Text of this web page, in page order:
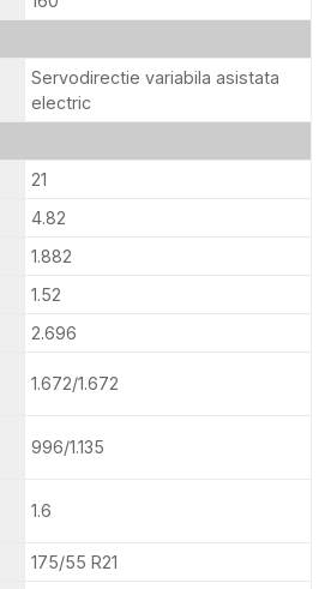
Servodirectie variabila asistata
electric
21
4.82
1.882
1.52
2.696
1.672/1.672
996/1.135
1.6
175/55 R21